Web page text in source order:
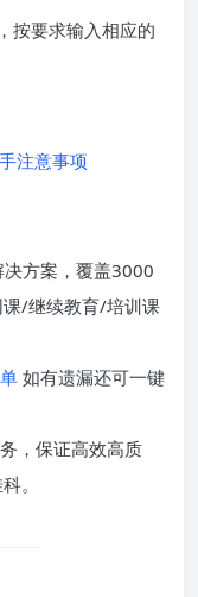
按要求输入相应的
注意事项
决方案，覆盖3000
/继续教育/培训课
如有遗漏还可一键
，保证高效高质
。